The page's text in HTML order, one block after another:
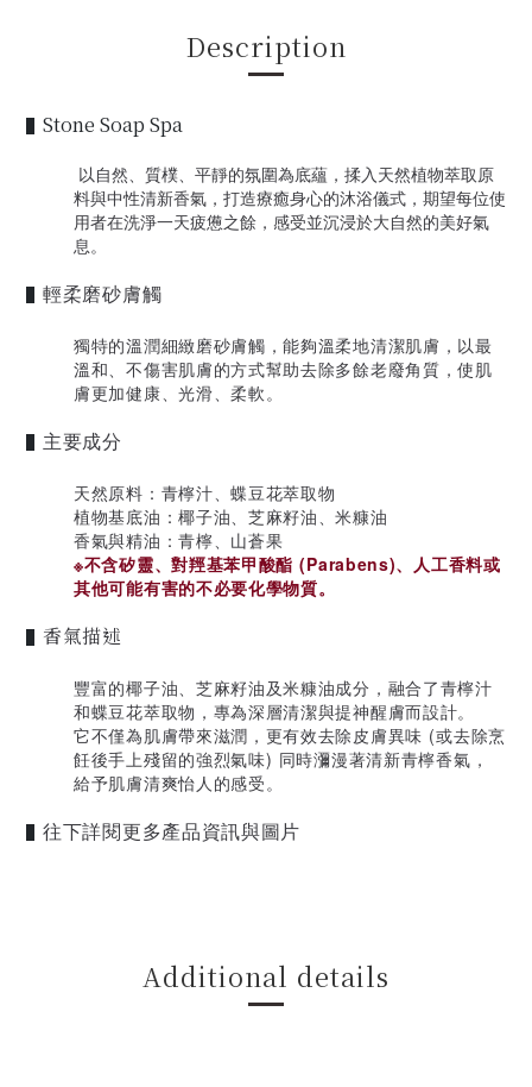
Description
▌ Stone Soap Spa
以自然、質樸、平靜的氛圍為底蘊，揉入天然植物萃取原
料與中性清新香氣，打造療癒身心的沐浴儀式，期望每位使
用者在洗淨一天疲憊之餘，感受並沉浸於大自然的美好氣
息。
▌ 輕柔磨砂膚觸
獨特的溫潤細緻磨砂膚觸，能夠溫柔地清潔肌膚，以最
溫和、不傷害肌膚的方式幫助去除多餘老廢角質，使肌
膚更加健康、光滑、柔軟。
▌ 主要成分
天然原料：青檸汁、蝶豆花萃取物
植物基底油：椰子油、芝麻籽油、米糠油
香氣與精油：青檸、山蒼果
※不含矽靈、對羥基苯甲酸酯 (Parabens)、人工香料或
其他可能有害的不必要化學物質。
▌ 香氣描述
豐富的椰子油、芝麻籽油及米糠油成分，融合了青檸汁
和蝶豆花萃取物，專為深層清潔與提神醒膚而設計。
它不僅為肌膚帶來滋潤，更有效去除皮膚異味 (或去除烹
飪後手上殘留的強烈氣味) 同時瀰漫著清新青檸香氣，
給予肌膚清爽怡人的感受。
▌ 往下詳閱更多產品資訊與圖片
Additional details